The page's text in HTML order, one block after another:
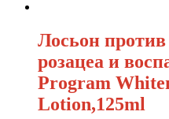
Лосьон
розацеа и
Program
Lotion,125ml